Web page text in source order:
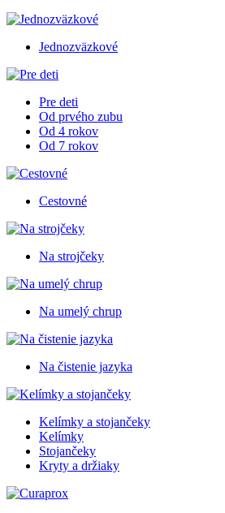
Jednozväzkové
Pre deti
Od prvého zubu
Od 4 rokov
Od 7 rokov
Cestovné
Na strojčeky
Na umelý chrup
Na čistenie jazyka
Kelímky a stojančeky
Kelímky
Stojančeky
Kryty a držiaky